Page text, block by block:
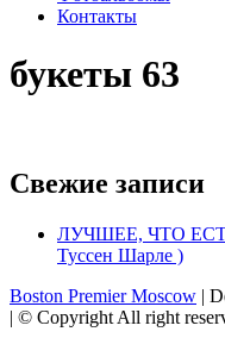
Контакты
букеты 63
Свежие записи
ЛУЧШЕЕ, ЧТО
Туссен Шарле )
Boston Premier Moscow |
| © Copyright All right